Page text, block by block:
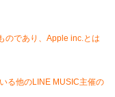
のであり、Apple inc.とは
る他のLINE MUSIC主催の